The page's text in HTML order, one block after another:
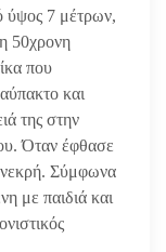
ύψος 7 μέτρων,
50χρονη
που
και
της στην
Όταν έφθασε
νεκρή. Σύμφωνα
με παιδιά και